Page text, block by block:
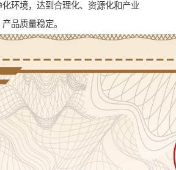
环境，达到合理化、资源化和产业
品质量稳定。